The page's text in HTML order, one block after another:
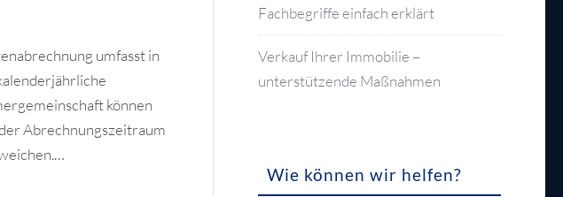
umfasst in
können
Abrechnungszeitraum
Fachbegriffe einfach erklärt
Verkauf Ihrer Immobilie –
unterstützende Maßnahmen
Wie können wir helfen?